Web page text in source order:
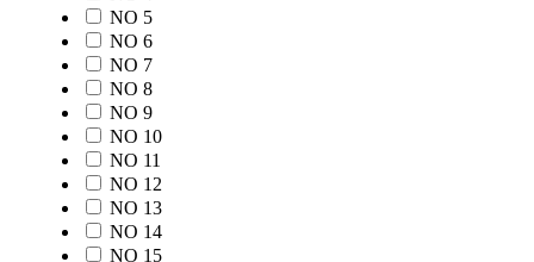
NO 5
NO 6
NO 7
NO 8
NO 9
NO 10
NO 11
NO 12
NO 13
NO 14
NO 15